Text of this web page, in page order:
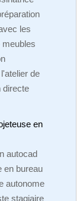
les
de
directe
en
autocad
en bureau
autonome
stagiaire